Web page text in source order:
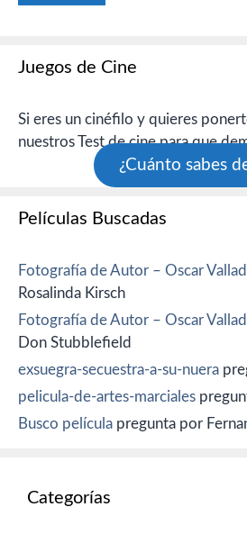
Juegos de Cine
Si eres un cinéfilo y quieres
nuestros Test de cine para que
¿Cuánto sabes
Películas Buscadas
Fotografía de Autor – Oscar
Rosalinda Kirsch
Fotografía de Autor – Oscar
Don Stubblefield
exsuegra-secuestra-a-su-nuera
pelicula-de-artes-marciales
Busco película pregunta por
Categorías